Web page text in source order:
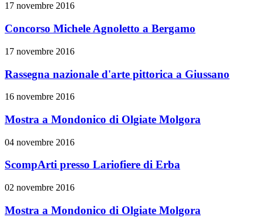
17 novembre 2016
Concorso Michele Agnoletto a Bergamo
17 novembre 2016
Rassegna nazionale d'arte pittorica a Giussano
16 novembre 2016
Mostra a Mondonico di Olgiate Molgora
04 novembre 2016
ScompArti presso Lariofiere di Erba
02 novembre 2016
Mostra a Mondonico di Olgiate Molgora